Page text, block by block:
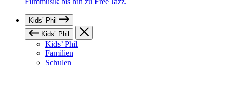
Kids’ Phil
Kids’ Phil
Kids’ Phil
Familien
Schulen